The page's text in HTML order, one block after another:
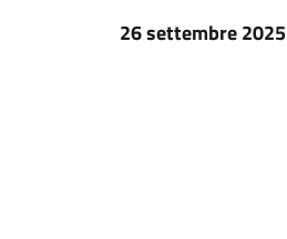
26 settembre 2025